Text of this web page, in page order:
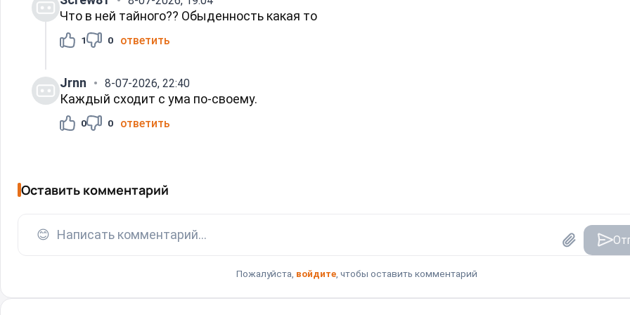
Что в ней тайного?? Обыденность какая то
1 0 ответить
Jrnn 8-07-2026, 22:40
Каждый сходит с ума по-своему.
0 0 ответить
Оставить комментарий
😊 Написать комментарий...
Пожалуйста, войдите, чтобы оставить комментарий